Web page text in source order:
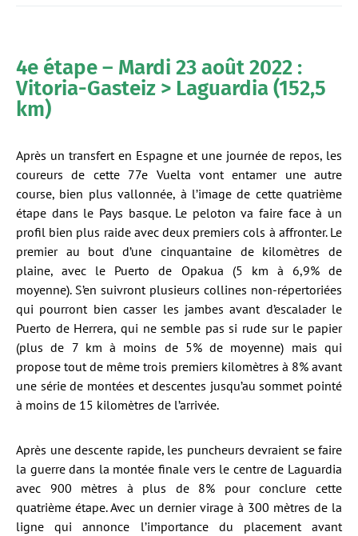
4e étape – Mardi 23 août 2022 :
Vitoria-Gasteiz > Laguardia (152,5
km)
Après un transfert en Espagne et une journée de repos, les
coureurs de cette 77e Vuelta vont entamer une autre
course, bien plus vallonnée, à l’image de cette quatrième
étape dans le Pays basque. Le peloton va faire face à un
profil bien plus raide avec deux premiers cols à affronter. Le
premier au bout d’une cinquantaine de kilomètres de
plaine, avec le Puerto de Opakua (5 km à 6,9% de
moyenne). S’en suivront plusieurs collines non-répertoriées
qui pourront bien casser les jambes avant d’escalader le
Puerto de Herrera, qui ne semble pas si rude sur le papier
(plus de 7 km à moins de 5% de moyenne) mais qui
propose tout de même trois premiers kilomètres à 8% avant
une série de montées et descentes jusqu’au sommet pointé
à moins de 15 kilomètres de l’arrivée.
Après une descente rapide, les puncheurs devraient se faire
la guerre dans la montée finale vers le centre de Laguardia
avec 900 mètres à plus de 8% pour conclure cette
quatrième étape. Avec un dernier virage à 300 mètres de la
ligne qui annonce l’importance du placement avant